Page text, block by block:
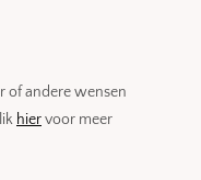
of andere wensen
hiervoor meer